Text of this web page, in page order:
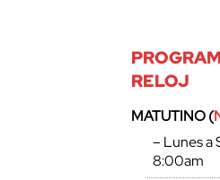
RELOJ
MATUTINO (
– Lunes a
8:00am